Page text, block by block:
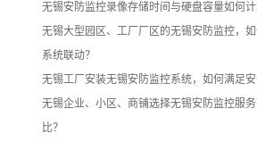
无锡安防监控录像存储时间与硬盘容量如何
无锡大型园区、工厂厂区的无锡安防监控，
系统联动？
无锡工厂安装无锡安防监控系统，如何满足
无锡企业、小区、商铺选择无锡安防监控服
比？